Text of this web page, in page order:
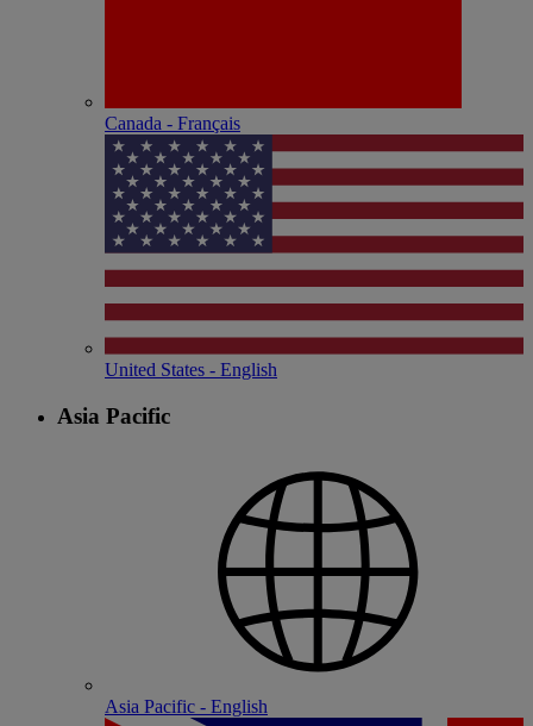
Canada - Français
United States - English
Asia Pacific
Asia Pacific - English